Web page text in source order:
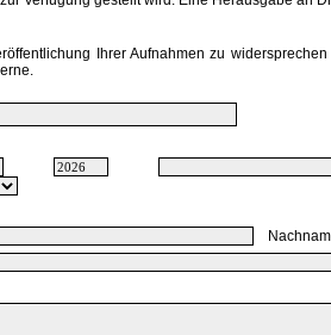
Ihrer Aufnahmen zu